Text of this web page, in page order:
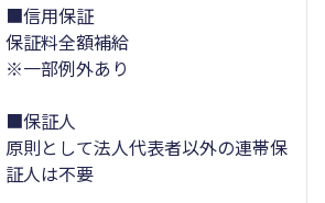
■信用保証
保証料全額補給
※一部例外あり
■保証人
原則として法人代表者以外の連帯保
証人は不要